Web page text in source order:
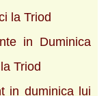
la Triod
in Duminica
Triod
in duminica lui